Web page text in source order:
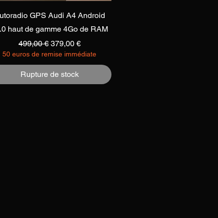
Aperçu rapide
GPS Audi A4 Android
haut de gamme 4Go de RAM
Prix original
499,00 € Prix promotionnel
379,00 €
50 euros de remise immédiate
Rupture de stock